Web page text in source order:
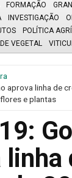
FORMAÇÃO
INVESTIGAÇÃO
POLÍTICA
VEGETAL
aprova linha de
e plantas
linha